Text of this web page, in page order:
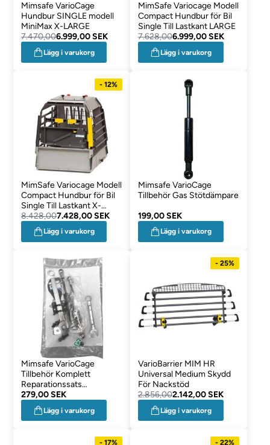
Mimsafe VarioCage
Hundbur SINGLE modell
MiniMax X-LARGE
7.470,006.999,00 SEK
Lägg i varukorg
MimSafe Variocage Modell
Compact Hundbur för Bil
Single Till Lastkant LARGE
7.628,006.999,00 SEK
Lägg i varukorg
- 12%
MimSafe Variocage Modell
Compact Hundbur för Bil
Single Till Lastkant X-
LARGE
8.428,007.428,00 SEK
Lägg i varukorg
Mimsafe VarioCage
Tillbehör Gas Stötdämpare
199,00 SEK
Lägg i varukorg
Mimsafe VarioCage
Tillbehör Komplett
Reparationssats
Dörrsektion
279,00 SEK
Lägg i varukorg
- 25%
VarioBarrier MIM HR
Universal Medium Skydd
För Nackstöd
2.856,002.142,00 SEK
Lägg i varukorg
- 17% - 22%